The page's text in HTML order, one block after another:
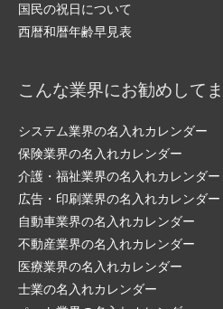
国民の祝日について
西暦和暦年齢早見表
こんな業界にお勧めして
システム業界の名入れカレンダー
保険業界の名入れカレンダー
介護・福祉業界の名入れカレンダー
広告・印刷業界の名入れカレンダー
自動車業界の名入れカレンダー
不動産業界の名入れカレンダー
医療業界の名入れカレンダー
士業の名入れカレンダー